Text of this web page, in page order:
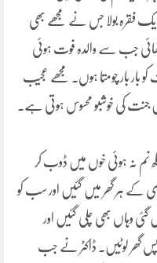
فقرہ بولا جس نے مجھے بھی
بھائی جب سے والدہ فوت ہوئی
بار چومتا ہوں۔ مجھے عجیب
جنت کی خوشبو محسوس ہوتی ہے۔
نم نہ ہوئی خوں میں ڈوب کر
کے ہر گھر میں گئیں اور سب کو
وہاں بھی چلی گئیں اور
واپس گھر لوٹیں۔ ڈاکٹر نے جب